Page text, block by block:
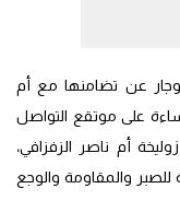
عن تضامنها مع أم
على موتقع التواصل
أم ناصر الزفزافي،
والمقاومة والوجع